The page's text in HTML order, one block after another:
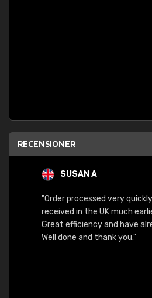
RECENSIONER
SUSAN A
"Order processed very
received in the UK much
Great efficiency and have
Well done and thank you."